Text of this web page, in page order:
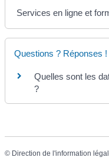
Services en ligne et
Questions ? Réponses !
Quelles sont les
?
© Direction de l'information